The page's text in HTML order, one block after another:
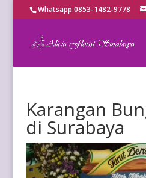
Whatsapp 0853-1482-9778
Karangan
di Surabaya